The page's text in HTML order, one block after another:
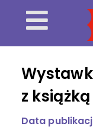
z
Data